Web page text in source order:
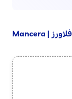
عطر ادکلن مانسرا جویسی فلاورز | Mancera